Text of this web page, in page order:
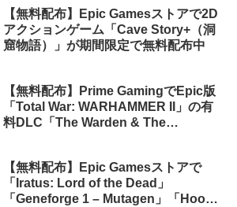
【無料配布】Epic Gamesストアで2D
アクションゲーム「Cave Story+（洞
窟物語）」が期間限定で無料配布中
【無料配布】Prime GamingでEpic版
「Total War: WARHAMMER II」の有
料DLC「The Warden & The
【無料配布】Epic Gamesストアで
「Iratus: Lord of the Dead」
「Geneforge 1 – Mutagen」「Hood: